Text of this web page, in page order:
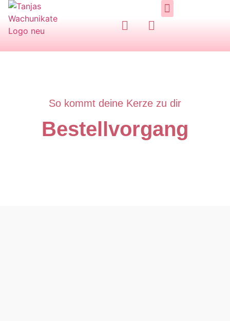
So kommt deine Kerze zu dir
Bestellvorgang